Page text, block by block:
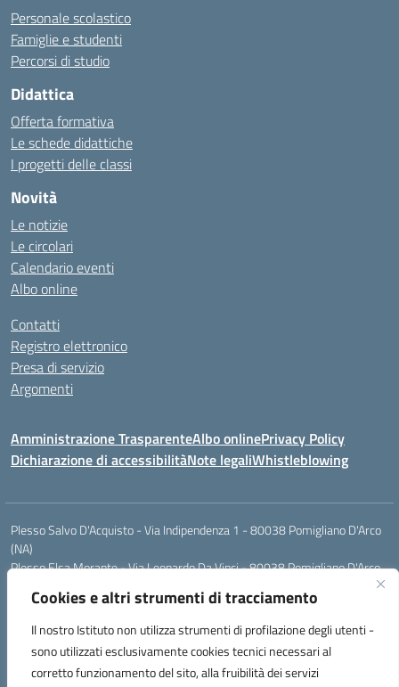
Cookies e altri strumenti di tracciamento
Il nostro Istituto non utilizza strumenti di profilazione degli utenti -
sono utilizzati esclusivamente cookies tecnici necessari al
corretto funzionamento del sito, alla fruibilità dei servizi
Personale scolastico
Famiglie e studenti
Percorsi di studio
Didattica
Offerta formativa
Le schede didattiche
I progetti delle classi
Novità
Le notizie
Le circolari
Calendario eventi
Albo online
Contatti
Registro elettronico
Presa di servizio
Argomenti
Amministrazione TrasparenteAlbo onlinePrivacy Policy
Dichiarazione di accessibilitàNote legaliWhistleblowing
Plesso Salvo D'Acquisto - Via Indipendenza 1 - 80038 Pomigliano D'Arco
(NA)
Plesso Elsa Morante - Via Leonardo Da Vinci - 80038 Pomigliano D'Arco
Plesso Leone - Via Pascoli - 80038 Pomigliano D'Arco (NA)
Tel.:0813177304 - Mail: naic8g1003@istruzione.it - Pec:
Codice Univoco ufficio: UIECQ7
codice Meccanografico: NAIC8G1003